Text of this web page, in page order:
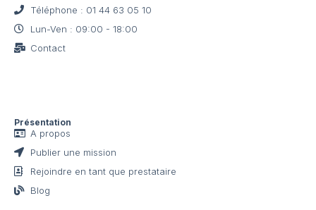
Présentation
A propos
Publier une mission
Rejoindre en tant que prestataire
Blog
Téléphone : 01 44 63 05 10
Lun-Ven : 09:00 - 18:00
Contact